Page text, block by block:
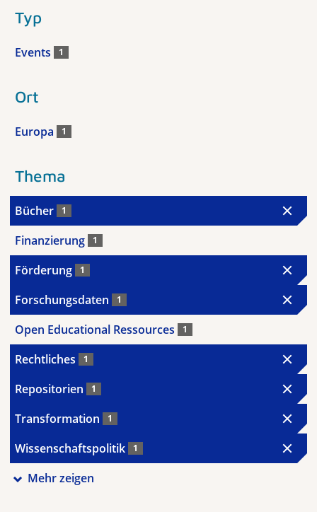
Typ
Events 1
Ort
Europa 1
Thema
Bücher 1
Finanzierung 1
Förderung 1
Forschungsdaten 1
Open Educational Ressources 1
Rechtliches 1
Repositorien 1
Transformation 1
Wissenschaftspolitik 1
Mehr zeigen